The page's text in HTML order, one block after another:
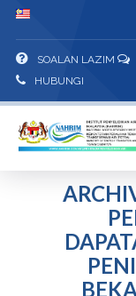
SOALAN LAZIM
HUBUNGI